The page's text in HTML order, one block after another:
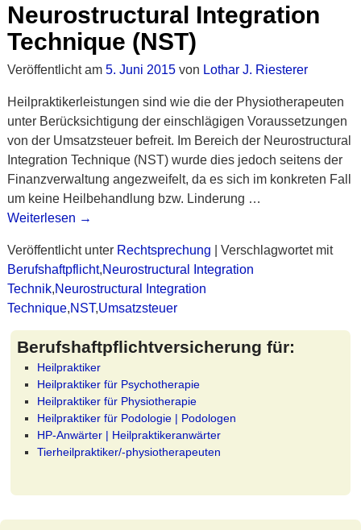
Neurostructural Integration
Technique (NST)
Veröffentlicht am 5. Juni 2015 von Lothar J. Riesterer
Heilpraktikerleistungen sind wie die der Physiotherapeuten
unter Berücksichtigung der einschlägigen Voraussetzungen
von der Umsatzsteuer befreit. Im Bereich der Neurostructural
Integration Technique (NST) wurde dies jedoch seitens der
Finanzverwaltung angezweifelt, da es sich im konkreten Fall
um keine Heilbehandlung bzw. Linderung …
Weiterlesen →
Veröffentlicht unter Rechtsprechung
Verschlagwortet mit
Berufshaftpflicht,Neurostructural Integration
Technik,Neurostructural Integration
Technique,NST,Umsatzsteuer
Berufshaftpflichtversicherung für:
Heilpraktiker
Heilpraktiker für Psychotherapie
Heilpraktiker für Physiotherapie
Heilpraktiker für Podologie | Podologen
HP-Anwärter | Heilpraktikeranwärter
Tierheilpraktiker/-physiotherapeuten